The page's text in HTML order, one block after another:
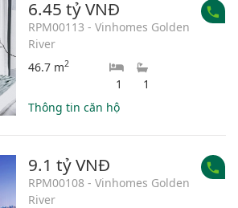
6.45 tỷ VNĐ
RPM00113 - Vinhomes Golden
River
46.7 m2
1
1
Thông tin căn hộ
9.1 tỷ VNĐ
RPM00108 - Vinhomes Golden
River